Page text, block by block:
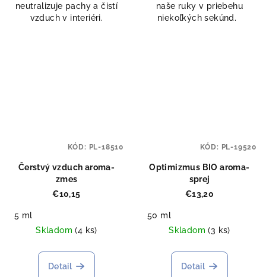
neutralizuje pachy a čistí
vzduch v interiéri.
naše ruky v priebehu
niekoľkých sekúnd.
Čerstvý vzduch aroma-
zmes
€10,15
5 ml
Skladom(4 ks)
Detail
KÓD: PL-18510
Optimizmus BIO aroma-
sprej
€13,20
50 ml
Skladom(3 ks)
Detail
KÓD: PL-19520